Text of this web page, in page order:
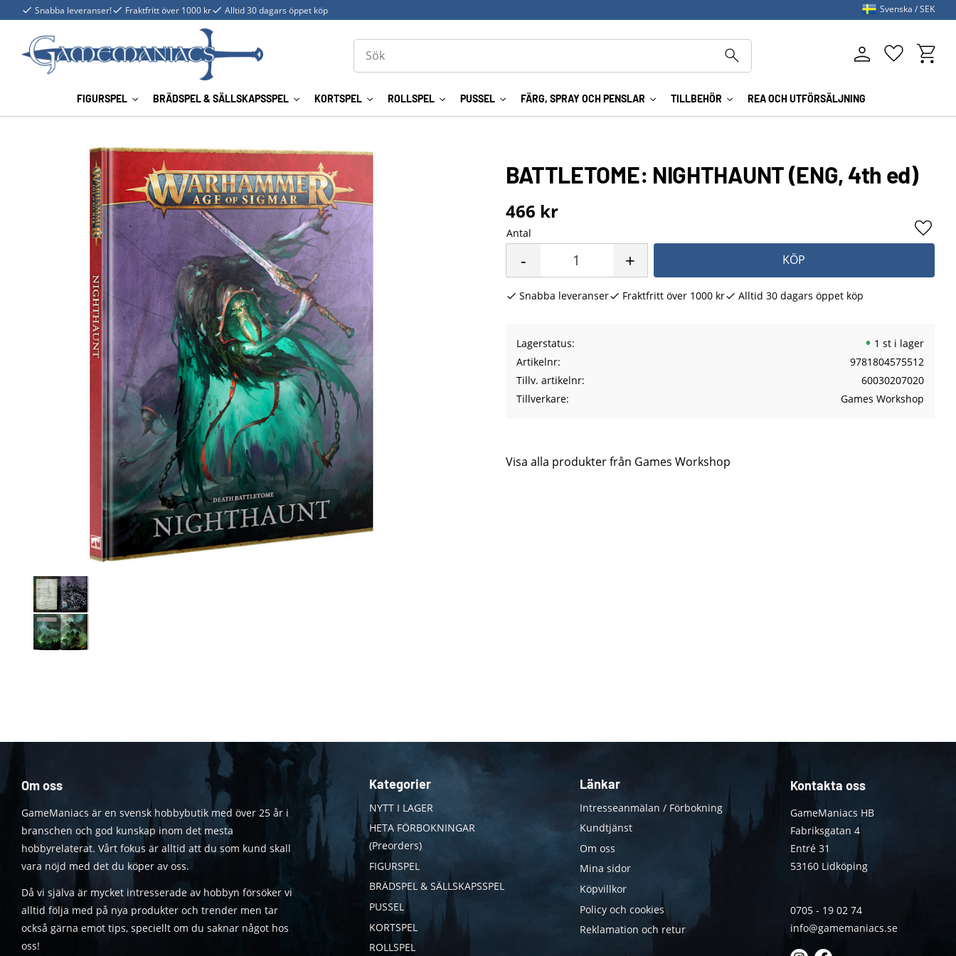
Snabba leveranser! Fraktfritt över 1000 kr Alltid 30 dagars öppet köp
FIGURSPEL BRÄDSPEL & SÄLLSKAPSSPEL KORTSPEL ROLLSPEL PUSSEL FÄRG, SPRAY OCH PENSLAR TILLBEHÖR REA OCH UTFÖRSÄLJNING
Favoriter
Svenska SEK
BATTLETOME: NIGHTHAUNT (ENG, 4th ed)
466 kr
Antal
+
- KÖP
Lägg
Snabba leveranser Fraktfritt över 1000 kr Alltid 30 dagars öppet köp
Lagerstatus
1 st i lager
Artikelnr
9781804575512
Tillv. artikelnr
60030207020
Tillverkare
Games Workshop
Visa alla produkter från Games Workshop
Om oss
GameManiacs är en svensk hobbybutik med över 25 år i
branschen och god kunskap inom det mesta
hobbyrelaterat. Vårt fokus är alltid att du som kund skall
vara nöjd med det du köper av oss.
Då vi själva är mycket intresserade av hobbyn försöker vi
alltid följa med på nya produkter och trender men tar
också gärna emot tips, speciellt om du saknar något hos
oss!
Kategorier
NYTT I LAGER
HETA FÖRBOKNINGAR
(Preorders)
FIGURSPEL
BRÄDSPEL & SÄLLSKAPSSPEL
PUSSEL
KORTSPEL
ROLLSPEL
Länkar
Intresseanmälan / Förbokning
Kundtjänst
Om oss
Mina sidor
Köpvillkor
Policy och cookies
Reklamation och retur
Kontakta oss
GameManiacs HB
Fabriksgatan 4
Entré 31
53160 Lidköping
0705 - 19 02 74
info@gamemaniacs.se